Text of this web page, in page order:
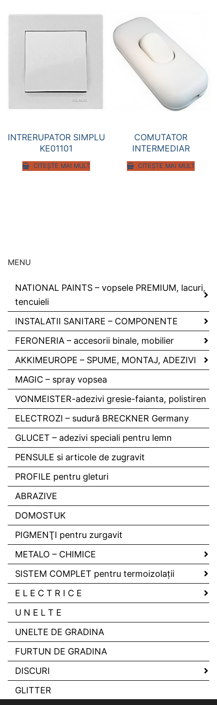
INTRERUPATOR SIMPLU
KE01101
CITEȘTE MAI MULT
COMUTATOR
INTERMEDIAR
CITEȘTE MAI MULT
MENU
NATIONAL PAINTS – vopsele PREMIUM, lacuri,
tencuieli
INSTALATII SANITARE – COMPONENTE
FERONERIA – accesorii binale, mobilier
AKKIMEUROPE – SPUME, MONTAJ, ADEZIVI
MAGIC – spray vopsea
VONMEISTER-adezivi gresie-faianta, polistiren
ELECTROZI – sudură BRECKNER Germany
GLUCET – adezivi speciali pentru lemn
PENSULE si articole de zugravit
PROFILE pentru gleturi
ABRAZIVE
DOMOSTUK
PIGMENŢI pentru zurgavit
METALO – CHIMICE
SISTEM COMPLET pentru termoizolaţii
E L E C T R I C E
U N E L T E
UNELTE DE GRADINA
FURTUN DE GRADINA
DISCURI
GLITTER